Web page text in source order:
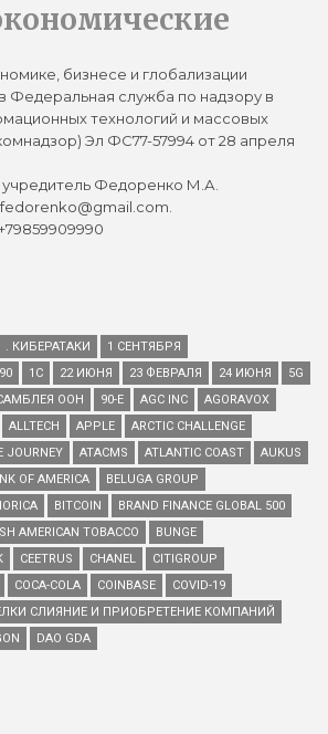
бизнесе и глобализации
Федеральная служба по надзору в
технологий и массовых
Эл ФС77-57994 от 28 апреля
учредитель Федоренко М.А.
. КИБЕРАТАКИ
1 СЕНТЯБРЯ
1С 22 ИЮНЯ 23 ФЕВРАЛЯ 24 ИЮНЯ
5G
ООН 90-Е AGC INC
AGORAVOX
ALLTECH APPLE
ARCTIC CHALLENGE
JOURNEY
ATACMS ATLANTIC COAST
AUKUS
OF AMERICA
BELUGA GROUP
BITCOIN
BRAND FINANCE GLOBAL 500
AMERICAN TOBACCO
BUNGE
CEETRUS CHANEL
CITIGROUP
COCA-COLA COINBASE
COVID-19
СЛИЯНИЕ И ПРИОБРЕТЕНИЕ КОМПАНИЙ
DAO GDA